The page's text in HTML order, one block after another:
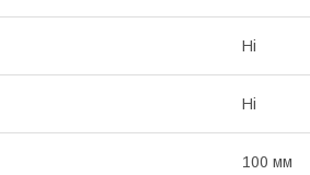
Ні
Ні
100 мм